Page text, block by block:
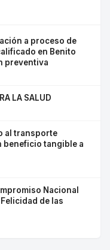
a proceso de
en Benito
preventiva
LA SALUD
al transporte
beneficio tangible a
Nacional
de las